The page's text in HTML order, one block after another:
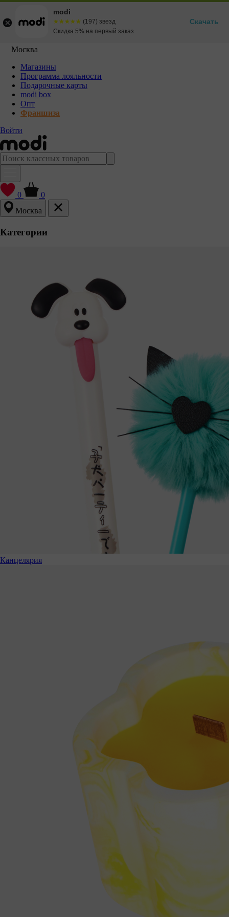
Москва
Магазины
Программа лояльности
Подарочные карты
modi box
Опт
Франшиза
Войти
0
0
Москва
Категории
Канцелярия
modi
☆☆☆☆☆
★★★★★ (197) звезд
Скидка 5% на первый заказ
Скачать